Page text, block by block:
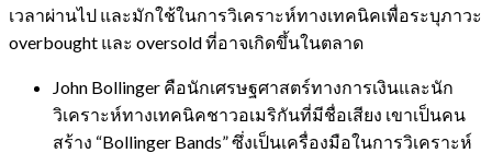
เวลาผ่านไป และมักใช้ในการวิเคราะห์ทางเทคนิคเพื่อระบุภาวะ
overbought และ oversold ที่อาจเกิดขึ้นในตลาด
John Bollinger คือนักเศรษฐศาสตร์ทางการเงินและนัก
วิเคราะห์ทางเทคนิคชาวอเมริกันที่มีชื่อเสียง เขาเป็นคน
สร้าง “Bollinger Bands” ซึ่งเป็นเครื่องมือในการวิเคราะห์